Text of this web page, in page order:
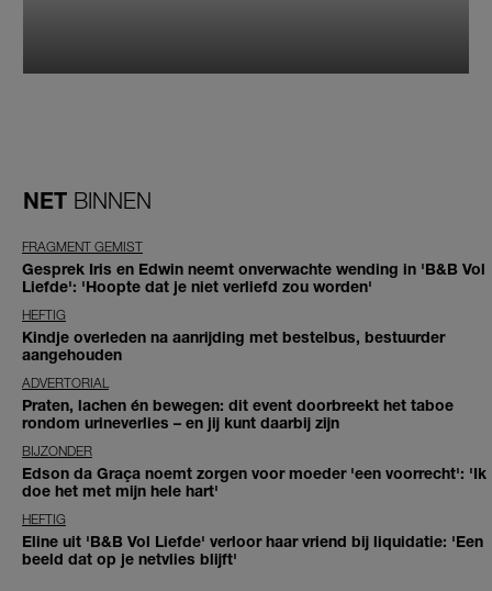
NET BINNEN
FRAGMENT GEMIST
Gesprek Iris en Edwin neemt onverwachte wending in 'B&B Vol
Liefde': 'Hoopte dat je niet verliefd zou worden'
HEFTIG
Kindje overleden na aanrijding met bestelbus, bestuurder
aangehouden
ADVERTORIAL
Praten, lachen én bewegen: dit event doorbreekt het taboe
rondom urineverlies – en jij kunt daarbij zijn
BIJZONDER
Edson da Graça noemt zorgen voor moeder 'een voorrecht': 'Ik
doe het met mijn hele hart'
HEFTIG
Eline uit 'B&B Vol Liefde' verloor haar vriend bij liquidatie: 'Een
beeld dat op je netvlies blijft'